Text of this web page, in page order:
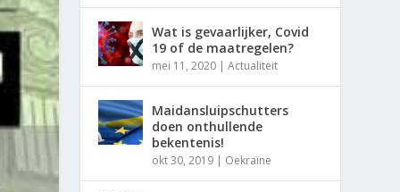
Wat is gevaarlijker, Covid
19 of de maatregelen?
mei 11, 2020 |Actualiteit
Maidansluipschutters
doen onthullende
bekentenis!
okt 30, 2019 | Oekraïne